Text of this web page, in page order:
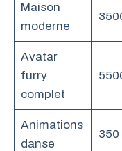
Maison
moderne
Avatar
furry
complet
Animations
danse
350